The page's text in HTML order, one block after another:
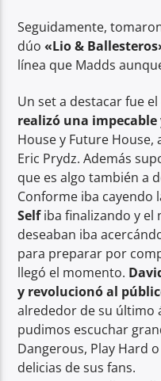
Seguidamente,
dúo«Lio &
línea que Madds
Un set a destacar fue
realizó una impecable
House y Future
Eric Prydz. Además
que es algo también a
Conforme iba cayendo
Selfiba finalizando y el
deseaban iba
para preparar por
llegó el momento.
y revolucionó al
alrededor de su último
pudimos escuchar
Dangerous, Play Hard
delicias de sus fans.